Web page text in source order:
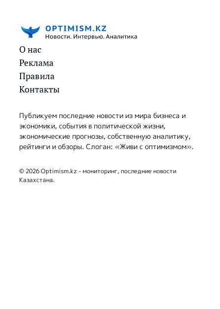
О нас
Реклама
Правила
Контакты
Публикуем последние новости из мира бизнеса и
экономики, события в политической жизни,
экономические прогнозы, собственную аналитику,
рейтинги и обзоры. Слоган: «Живи с оптимизмом».
© 2026 Optimism.kz - мониторинг, последние новости
Казахстана.